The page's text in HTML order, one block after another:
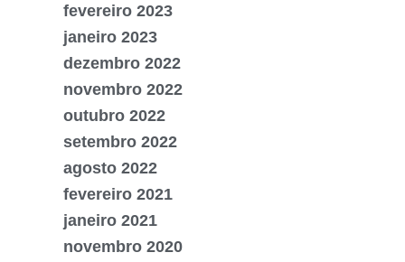
fevereiro 2023
janeiro 2023
dezembro 2022
novembro 2022
outubro 2022
setembro 2022
agosto 2022
fevereiro 2021
janeiro 2021
novembro 2020